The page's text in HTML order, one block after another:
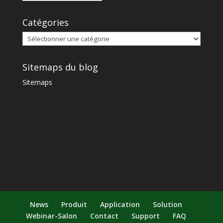
Catégories
Sitemaps du blog
Sitemaps
News Produit Application
Solution
Webinar-Salon
Contact Support FAQ